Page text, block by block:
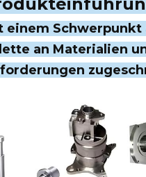
einem
an Materialien